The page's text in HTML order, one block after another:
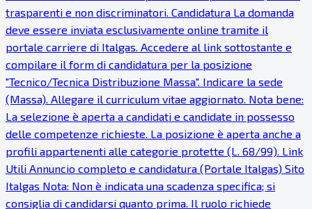
trasparenti e non discriminatori. Candidatura La domanda
deve essere inviata esclusivamente online tramite il
portale carriere di Italgas. Accedere al link sottostante e
compilare il form di candidatura per la posizione
"Tecnico/Tecnica Distribuzione Massa". Indicare la sede
(Massa). Allegare il curriculum vitae aggiornato. Nota bene:
La selezione è aperta a candidati e candidate in possesso
delle competenze richieste. La posizione è aperta anche a
profili appartenenti alle categorie protette (L. 68/99). Link
Utili Annuncio completo e candidatura (Portale Italgas) Sito
Italgas Nota: Non è indicata una scadenza specifica; si
consiglia di candidarsi quanto prima. Il ruolo richiede